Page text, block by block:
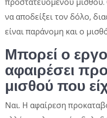
να αποδείξει τον δόλο,
είναι παράνομη και ο
Μπορεί ο
αφαιρέσει
μισθού που
Ναι. Η αφαίρεση